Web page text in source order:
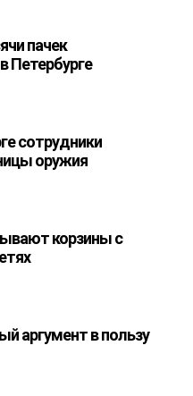
пачек
Петербурге
сотрудники
оружия
корзины с
аргумент в пользу